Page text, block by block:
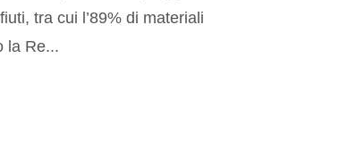
tra cui l’89% di materiali
la Re...